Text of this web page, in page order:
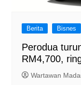
Berita Bisnes
Perodua
RM4,700,
Wartawan